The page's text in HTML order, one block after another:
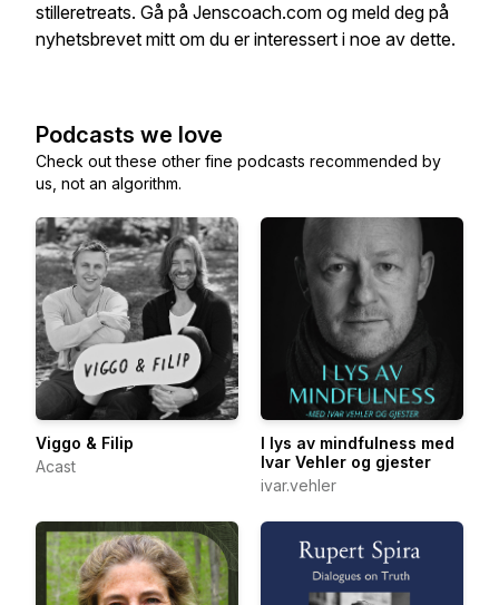
stilleretreats. Gå på Jenscoach.com og meld deg på
nyhetsbrevet mitt om du er interessert i noe av dette.
Podcasts we love
Check out these other fine podcasts recommended by
us, not an algorithm.
Viggo & Filip
Acast
I lys av mindfulness med
Ivar Vehler og gjester
ivar.vehler